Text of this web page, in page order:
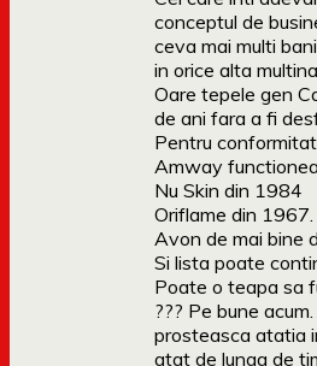
conceptul de
ceva mai multi
in orice alta
Oare tepele gen
de ani fara a fi
Pentru
Amway
Nu Skin din 1984
Oriflame din 1967.
Avon de mai bine
Si lista poate
Poate o teapa sa
??? Pe bune
prosteasca atatia
atat de lunga de